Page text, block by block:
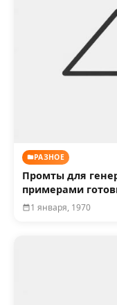
РАЗНОЕ
Промты для
примерами
1 января, 1970